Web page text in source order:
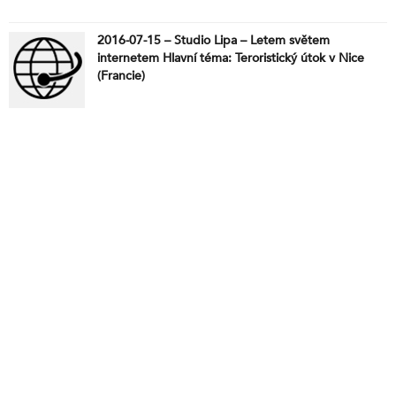
2016-07-15 – Studio Lipa – Letem světem
internetem Hlavní téma: Teroristický útok v Nice
(Francie)